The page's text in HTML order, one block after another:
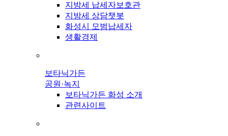
지방세 납세자보호관
지방세 상담챗봇
화성시 모범납세자
생활경제
보타닉가든
공원·녹지
보타닉가든 화성 소개
관련사이트